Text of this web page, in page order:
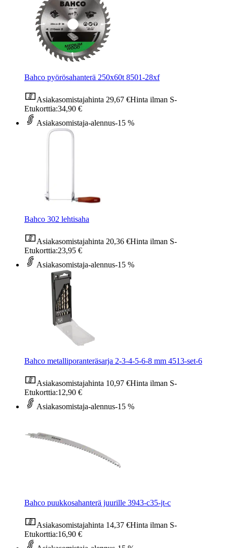
Bahco pyörösahanterä 250x60t 8501-28xf
Asiakasomistajahinta 29,67 €Hinta ilman S-
Etukorttia:34,90 €
Asiakasomistaja-alennus-15 %
Bahco 302 lehtisaha
Asiakasomistajahinta 20,36 €Hinta ilman S-
Etukorttia:23,95 €
Asiakasomistaja-alennus-15 %
Bahco metalliporanteräsarja 2-3-4-5-6-8 mm 4513-set-6
Asiakasomistajahinta 10,97 €Hinta ilman S-
Etukorttia:12,90 €
Asiakasomistaja-alennus-15 %
Bahco puukkosahanterä juurille 3943-c35-jt-c
Asiakasomistajahinta 14,37 €Hinta ilman S-
Etukorttia:16,90 €